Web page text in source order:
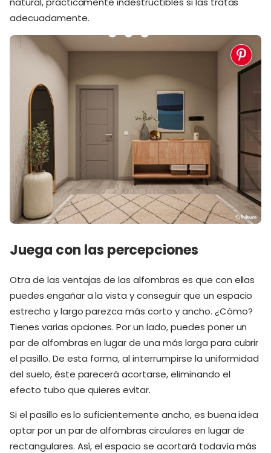
adecuadamente.
Juega con las percepciones
Otra de las ventajas de las alfombras es que con ellas
puedes engañar a la vista y conseguir que un espacio
estrecho y largo parezca más corto y ancho. ¿Cómo?
Tienes varias opciones. Por un lado, puedes poner un
par de alfombras en lugar de una más larga para cubrir
el pasillo. De esta forma, al interrumpirse la uniformidad
del suelo, éste parecerá acortarse, eliminando el
efecto tubo que quieres evitar.
Si el pasillo es lo suficientemente ancho, es buena idea
optar por un par de alfombras circulares en lugar de
rectangulares. Así, el espacio se acortará todavía más